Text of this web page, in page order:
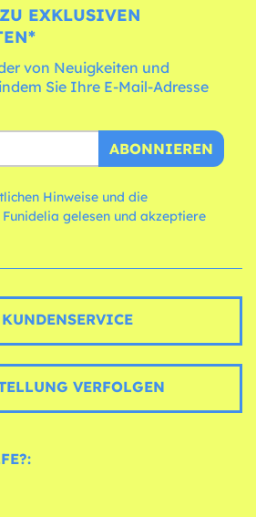
EXKLUSIVEN
von Neuigkeiten und
Sie Ihre E-Mail-Adresse
ABONNIEREN
Hinweise und die
VERFOLGEN